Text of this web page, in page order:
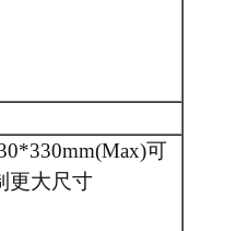
可
更大尺寸